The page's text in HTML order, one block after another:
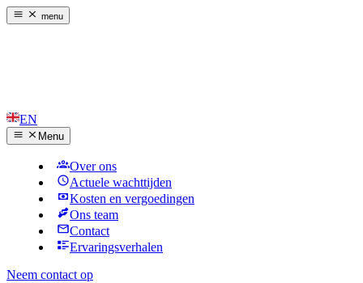
menu
EN
Menu
Over ons
Actuele wachttijden
Kosten en vergoedingen
Ons team
Contact
Ervaringsverhalen
Neem contact op